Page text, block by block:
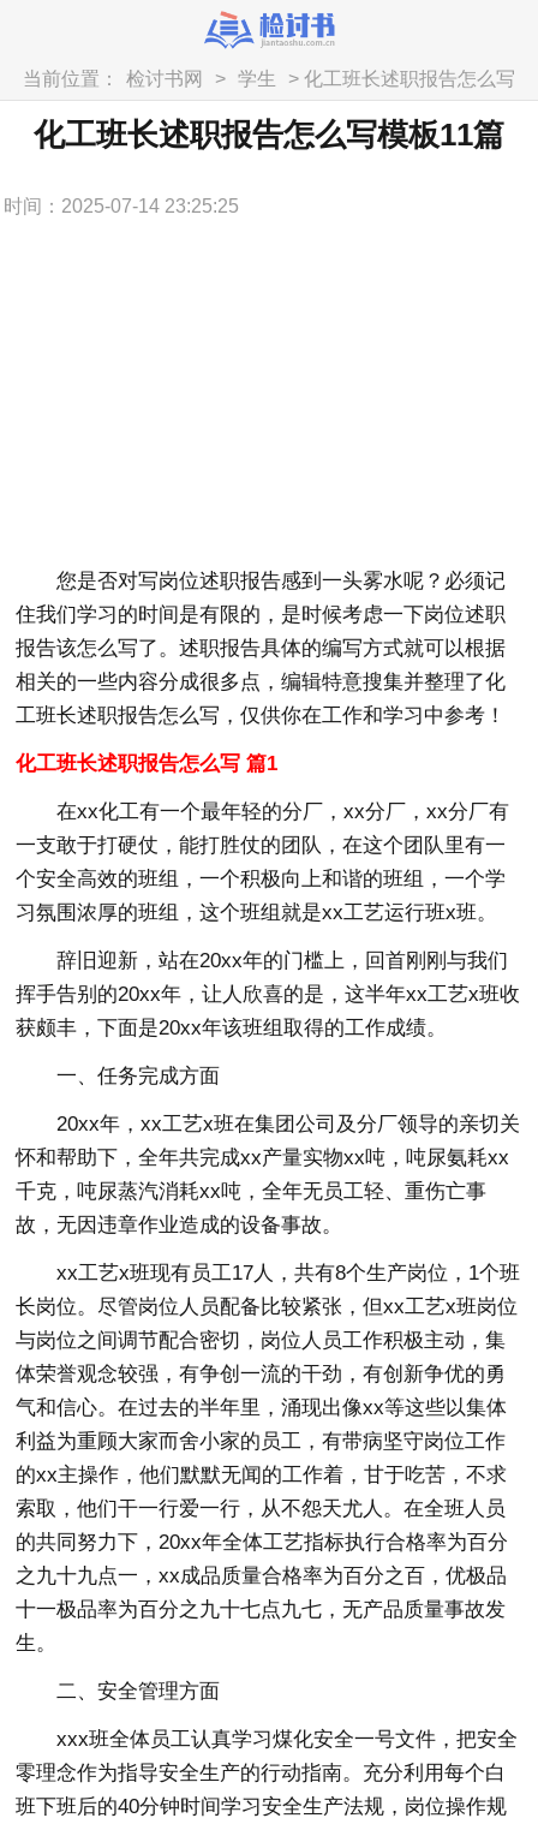
当前位置： 检讨书网 > 学生
> 化工班长述职报告怎么写
模板11篇
化工班长述职报告怎么写模板11篇
时间：2025-07-14 23:25:25
您是否对写岗位述职报告感到一头雾水呢？必须记
住我们学习的时间是有限的，是时候考虑一下岗位述职
报告该怎么写了。述职报告具体的编写方式就可以根据
相关的一些内容分成很多点，编辑特意搜集并整理了化
工班长述职报告怎么写，仅供你在工作和学习中参考！
化工班长述职报告怎么写 篇1
在xx化工有一个最年轻的分厂，xx分厂，xx分厂有
一支敢于打硬仗，能打胜仗的团队，在这个团队里有一
个安全高效的班组，一个积极向上和谐的班组，一个学
习氛围浓厚的班组，这个班组就是xx工艺运行班x班。
辞旧迎新，站在20xx年的门槛上，回首刚刚与我们
挥手告别的20xx年，让人欣喜的是，这半年xx工艺x班收
获颇丰，下面是20xx年该班组取得的工作成绩。
一、任务完成方面
20xx年，xx工艺x班在集团公司及分厂领导的亲切关
怀和帮助下，全年共完成xx产量实物xx吨，吨尿氨耗xx
千克，吨尿蒸汽消耗xx吨，全年无员工轻、重伤亡事
故，无因违章作业造成的设备事故。
xx工艺x班现有员工17人，共有8个生产岗位，1个班
长岗位。尽管岗位人员配备比较紧张，但xx工艺x班岗位
与岗位之间调节配合密切，岗位人员工作积极主动，集
体荣誉观念较强，有争创一流的干劲，有创新争优的勇
气和信心。在过去的半年里，涌现出像xx等这些以集体
利益为重顾大家而舍小家的员工，有带病坚守岗位工作
的xx主操作，他们默默无闻的工作着，甘于吃苦，不求
索取，他们干一行爱一行，从不怨天尤人。在全班人员
的共同努力下，20xx年全体工艺指标执行合格率为百分
之九十九点一，xx成品质量合格率为百分之百，优极品
十一极品率为百分之九十七点九七，无产品质量事故发
生。
二、安全管理方面
xxx班全体员工认真学习煤化安全一号文件，把安全
零理念作为指导安全生产的行动指南。充分利用每个白
班下班后的40分钟时间学习安全生产法规，岗位操作规